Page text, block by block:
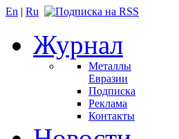
En | Ru
Журнал
Металлы
Евразии
Подписка
Реклама
Контакты